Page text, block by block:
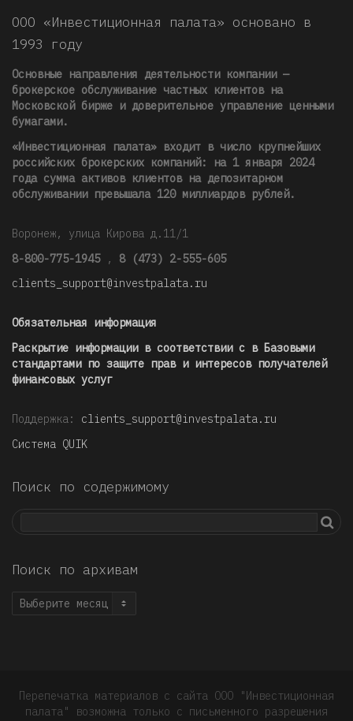
ООО «Инвестиционная палата» основано в
1993 году
Основные направления деятельности компании —
брокерское обслуживание частных клиентов на
Московской бирже и доверительное управление ценными
бумагами.
«Инвестиционная палата» входит в число крупнейших
российских брокерских компаний: на 1 января 2024
года сумма активов клиентов на депозитарном
обслуживании превышала 120 миллиардов рублей.
Воронеж, улица Кирова д.11/1
8-800-775-1945 , 8 (473) 2-555-605
clients_support@investpalata.ru
Обязательная информация
Раскрытие информации в соответствии с в Базовыми
стандартами по защите прав и интересов получателей
финансовых услуг
Поддержка: clients_support@investpalata.ru
Система QUIK
Поиск по содержимому
Поиск по архивам
Поиск
Перепечатка материалов с сайта ООО "Инвестиционная
палата" возможна только с письменного разрешения